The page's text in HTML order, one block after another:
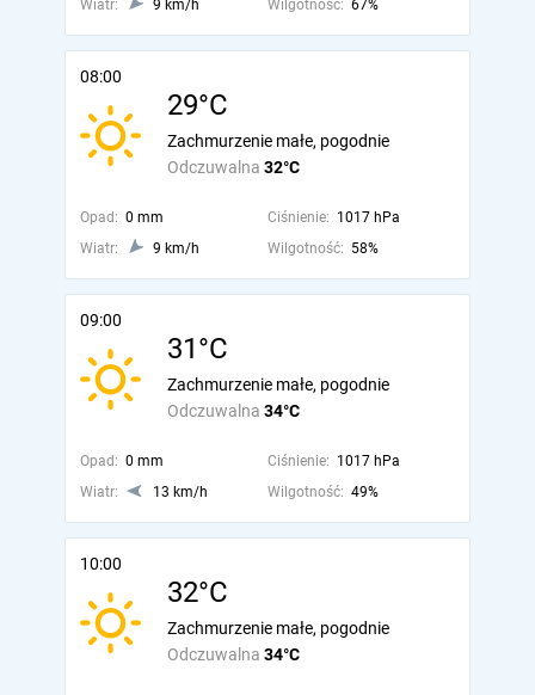
Wiatr: 9 km/h Wilgotność: 67%
08:00
29°C
Odczuwalna 32°C
Zachmurzenie małe, pogodnie
Opad: 0 mm Ciśnienie: 1017 hPa
Wiatr:
9 km/h Wilgotność: 58%
09:00
31°C
Odczuwalna 34°C
Zachmurzenie małe, pogodnie
Opad: 0 mm Ciśnienie: 1017 hPa
Wiatr:
13 km/h Wilgotność: 49%
10:00
32°C
Odczuwalna 34°C
Zachmurzenie małe, pogodnie